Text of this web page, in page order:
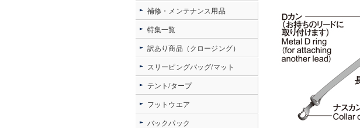
補修・メンテナンス用品
特集一覧
訳あり商品（クロージング）
スリーピングバッグ/マット
テント/タープ
フットウエア
バックパック